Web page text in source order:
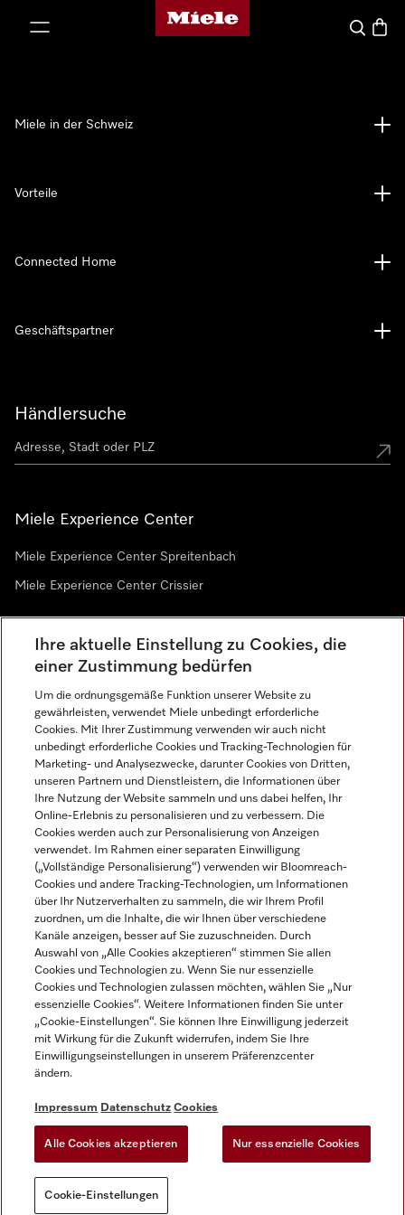
Miele-Homepage
Suche
Händlersuche
Miele Experience Center
Miele Experience Center Spreitenbach
Miele Experience Center Crissier
Newsletter
Sprache
DEUTSCH
Miele in der Schweiz
Vorteile
Connected Home
Geschäftspartner
Impressum
Datenschutz
Cookie-Einstellungen
Miele auf YoutubeMiele auf Instagram
Miele auf Facebook
Miele auf LinkedInMiele auf LinkedIn
Ihre aktuelle Einstellung zu Cookies, die
einer Zustimmung bedürfen
Um die ordnungsgemäße Funktion unserer Website zu
gewährleisten, verwendet Miele unbedingt erforderliche
Cookies. Mit Ihrer Zustimmung verwenden wir auch nicht
unbedingt erforderliche Cookies und Tracking-Technologien für
Marketing- und Analysezwecke, darunter Cookies von Dritten,
unseren Partnern und Dienstleistern, die Informationen über
Ihre Nutzung der Website sammeln und uns dabei helfen, Ihr
Online-Erlebnis zu personalisieren und zu verbessern. Die
Cookies werden auch zur Personalisierung von Anzeigen
verwendet. Im Rahmen einer separaten Einwilligung
(„Vollständige Personalisierung“) verwenden wir Bloomreach-
Cookies und andere Tracking-Technologien, um Informationen
über Ihr Nutzerverhalten zu sammeln, die wir Ihrem Profil
zuordnen, um die Inhalte, die wir Ihnen über verschiedene
Kanäle anzeigen, besser auf Sie zuzuschneiden. Durch
Auswahl von „Alle Cookies akzeptieren“ stimmen Sie allen
Cookies und Technologien zu. Wenn Sie nur essenzielle
Cookies und Technologien zulassen möchten, wählen Sie „Nur
essenzielle Cookies“. Weitere Informationen finden Sie unter
„Cookie-Einstellungen“. Sie können Ihre Einwilligung jederzeit
mit Wirkung für die Zukunft widerrufen, indem Sie Ihre
Einwilligungseinstellungen in unserem Präferenzcenter
ändern.
Impressum Datenschutz Cookies
Alle Cookies akzeptieren Nur essenzielle Cookies
Cookie-Einstellungen